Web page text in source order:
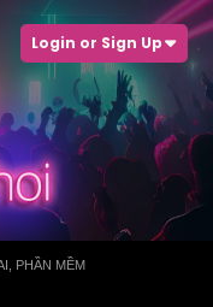
Login or Sign Up
PHẦN MỀM